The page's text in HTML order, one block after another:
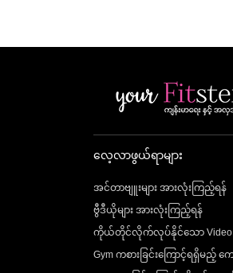
လေ့လာဖွယ်ရာများ
အင်တာဗျူးများ အားလုံးကြည့်ရန်
ဗွီဒီယိုများ အားလုံးကြည့်ရန်
ကိုယ်တိုင်လိုက်လုပ်နိုင်သော Video
Gym ကစားခြင်းကြောင့်ရရှိမည့် ကေ